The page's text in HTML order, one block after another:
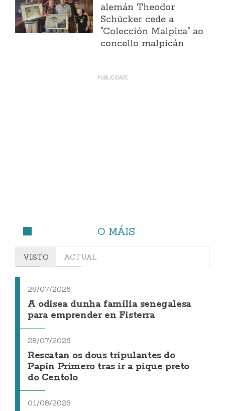
alemán Theodor
Schücker cede a
"Colección Malpica" ao
concello malpicán
O MÁIS
VISTO ACTUAL
28/07/2026
A odisea dunha familia senegalesa
para emprender en Fisterra
28/07/2026
Rescatan os dous tripulantes do
Papin Primero tras ir a pique preto
do Centolo
01/08/2026